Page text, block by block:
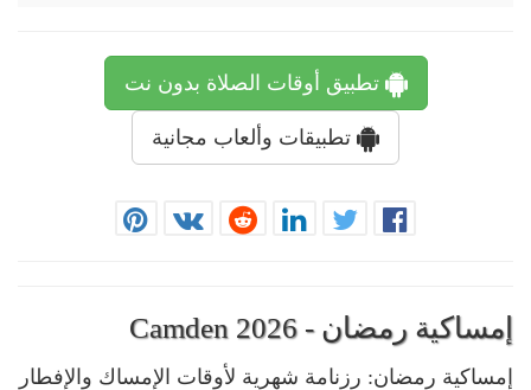
تطبيق أوقات الصلاة بدون نت
تطبيقات وألعاب مجانية
إمساكية رمضان - Camden 2026
إمساكية رمضان: رزنامة شهرية لأوقات الإمساك والإفطار